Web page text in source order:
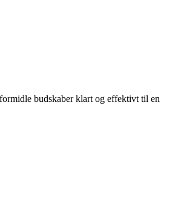
budskaber klart og effektivt til en